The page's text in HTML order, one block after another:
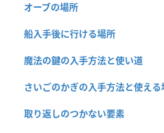
オーブの場所
船入手後に行ける場所
魔法の鍵の入手方法と使い道
さいごのかぎの入手方法と使える
取り返しのつかない要素